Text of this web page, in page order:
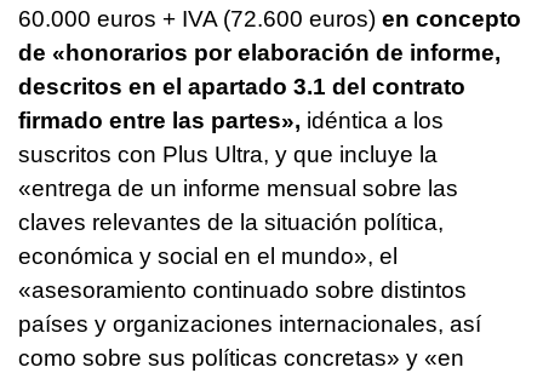
60.000 euros + IVA (72.600 euros) en concepto
de «honorarios por elaboración de informe,
descritos en el apartado 3.1 del contrato
firmado entre las partes», idéntica a los
suscritos con Plus Ultra, y que incluye la
«entrega de un informe mensual sobre las
claves relevantes de la situación política,
económica y social en el mundo», el
«asesoramiento continuado sobre distintos
países y organizaciones internacionales, así
como sobre sus políticas concretas» y «en